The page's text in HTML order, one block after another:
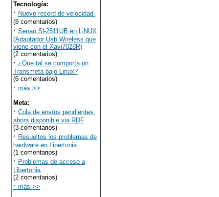
Tecnología:
· Nuevo record de velocidad.
(8 comentarios)
· Senao Sl-2511UB en LiNUX
(Adaptador Usb Wireless que
viene con el Xavi7028R)
(2 comentarios)
· ¿Que tal se comporta un
Transmeta bajo Linux?
(6 comentarios)
· más >>
Meta:
· Cola de envíos pendientes:
ahora disponible via RDF
(3 comentarios)
· Resueltos los problemas de
hardware en Libertonia
(1 comentarios)
· Problemas de acceso a
Libertonia
(2 comentarios)
· más >>